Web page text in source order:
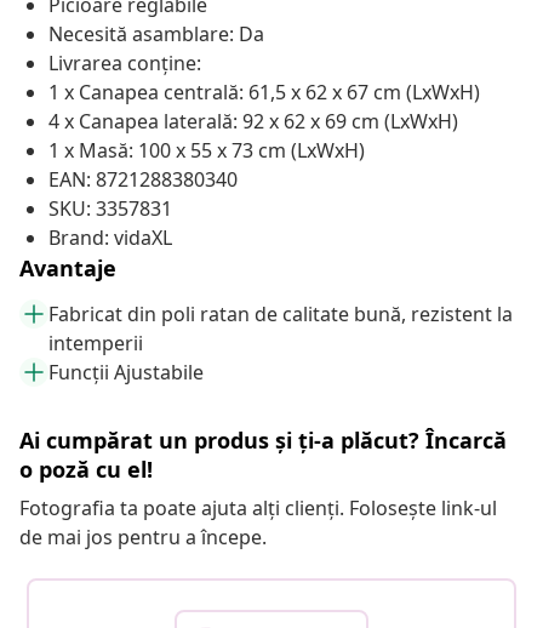
Necesită asamblare: Da
Livrarea conține:
1 x Canapea centrală: 61,5 x 62 x 67 cm (LxWxH)
4 x Canapea laterală: 92 x 62 x 69 cm (LxWxH)
1 x Masă: 100 x 55 x 73 cm (LxWxH)
EAN: 8721288380340
SKU: 3357831
Brand: vidaXL
Avantaje
Fabricat din poli ratan de calitate bună, rezistent la
intemperii
Funcții Ajustabile
Ai cumpărat un produs și ți-a plăcut? Încarcă
o poză cu el!
Fotografia ta poate ajuta alți clienți. Folosește link-ul
de mai jos pentru a începe.